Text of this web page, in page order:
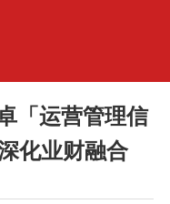
「运营管理信
化业财融合